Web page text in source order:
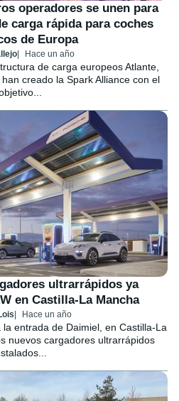
operadores se unen para
carga rápida para coches
de Europa
Hace un año
de carga europeos Atlante,
creado la Spark Alliance con el
ultrarrápidos ya
en Castilla-La Mancha
Hace un año
entrada de Daimiel, en Castilla-La
nuevos cargadores ultrarrápidos